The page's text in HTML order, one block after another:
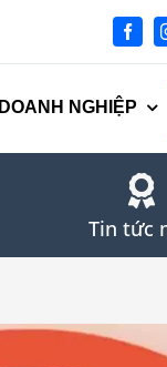
NGHIỆP
Tin tức